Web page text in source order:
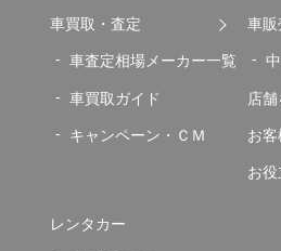
車買取・査定
車査定相場メーカー一覧
車買取ガイド
キャンペーン・ＣＭ
車販
店
お
お
レンタカー